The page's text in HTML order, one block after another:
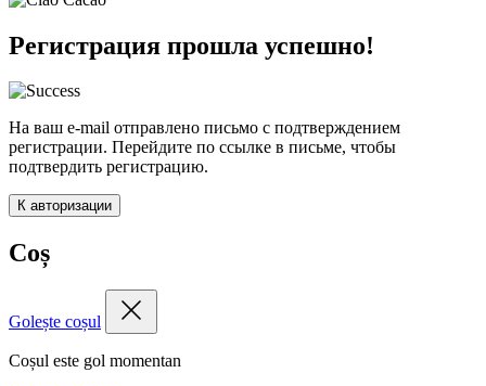
Регистрация прошла успешно!
На ваш e-mail отправлено письмо с подтверждением
регистрации. Перейдите по ссылке в письме, чтобы
подтвердить регистрацию.
К авторизации
Coș
Golește coșul
Coșul este gol momentan